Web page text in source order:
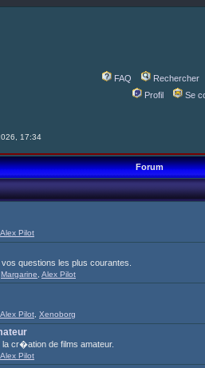
FAQ
Rechercher
Profil
Se
17:34
Forum
Alex Pilot
questions les plus courantes.
Margarine Alex Pilot
Alex Pilot Xenoborg
cr�ation de films amateur.
Alex Pilot